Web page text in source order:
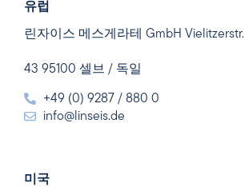
유럽
린자이스 메스게라테 GmbH Vielitzerstr.
43 95100 셀브 / 독일
+49 (0) 9287 / 880 0
info@linseis.de
미국